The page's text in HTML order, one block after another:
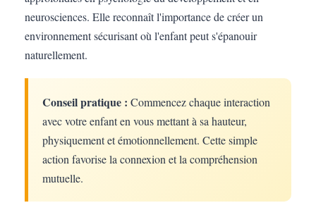
neurosciences. Elle reconnaît l'importance de créer un
environnement sécurisant où l'enfant peut s'épanouir
naturellement.
Conseil pratique : Commencez chaque interaction
avec votre enfant en vous mettant à sa hauteur,
physiquement et émotionnellement. Cette simple
action favorise la connexion et la compréhension
mutuelle.